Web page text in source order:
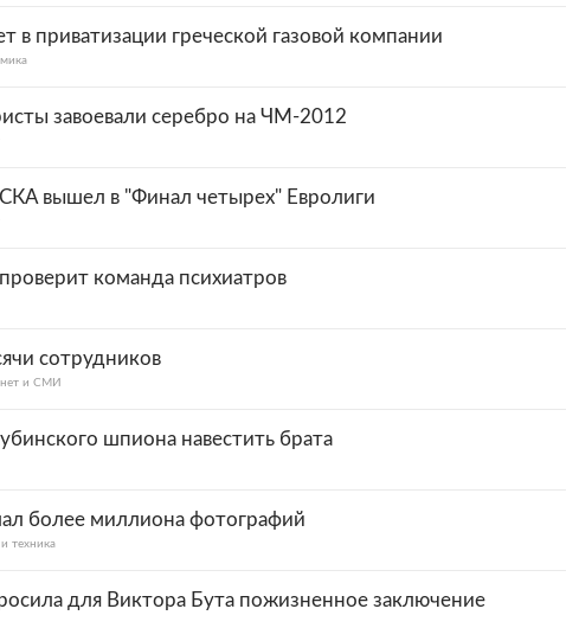
в приватизации греческой газовой компании
завоевали серебро на ЧМ-2012
вышел в "Финал четырех" Евролиги
команда психиатров
сотрудников
и СМИ
шпиона навестить брата
более миллиона фотографий
техника
для Виктора Бута пожизненное заключение